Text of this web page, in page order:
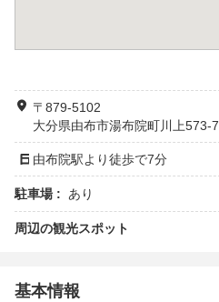
〒879-5102
大分県由布市湯布院町川上573-7
由布院駅より徒歩で7分
駐車場 : あり
周辺の観光スポット
基本情報